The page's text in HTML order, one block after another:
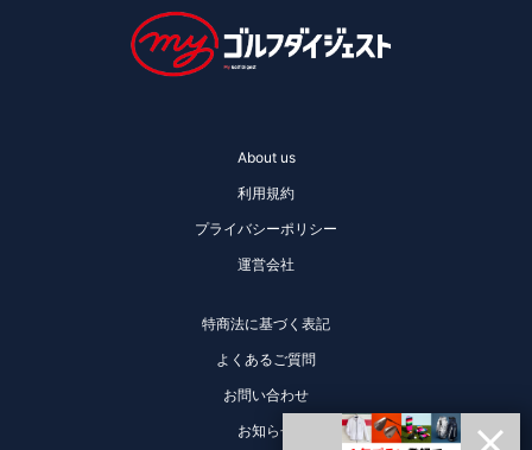
About us
利用規約
プライバシーポリシー
運営会社
特商法に基づく表記
よくあるご質問
お問い合わせ
お知らせ